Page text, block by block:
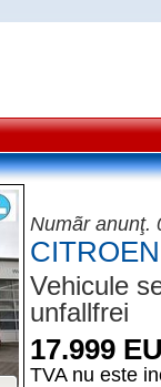
Numãr anunţ.
Vehicule
unfallfrei
17.999
TVA nu este